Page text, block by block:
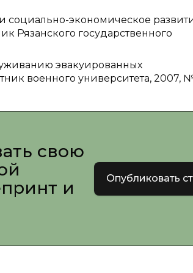
социально-экономическое
Рязанского государственного
эвакуированных
военного университета, 2007,
свою
и
Опубликовать